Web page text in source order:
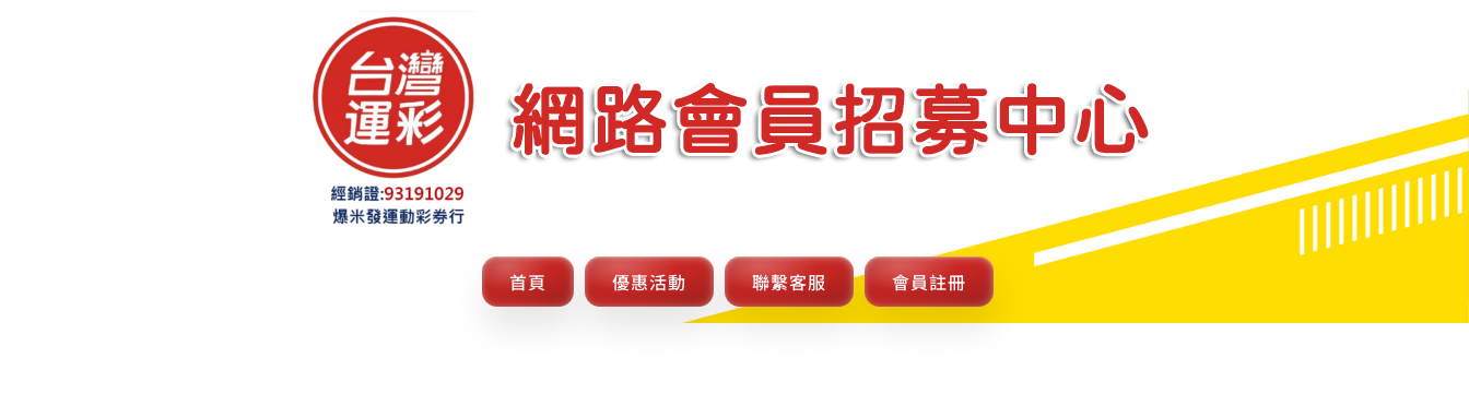
首頁 優惠活動 聯繫客服 會員註冊